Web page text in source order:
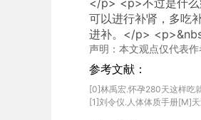
</p> <p>不过是什么
可以进行补肾，多吃
进补。</p>
声明：本文观点仅代表
参考文献：
[0]林禹宏.怀孕280天这样